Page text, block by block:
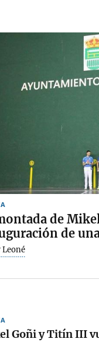
de
de
Leoné
Goñi y Titín III